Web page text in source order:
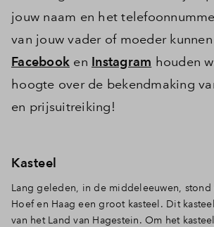
jouw naam en het
van jouw vader of moeder
Facebook en Instagram houden
hoogte over de bekendmaking
en prijsuitreiking!
Kasteel
Lang geleden, in de middeleeuwen, stond
Hoef en Haag een groot kasteel. Dit
van het Land van Hagestein. Om het